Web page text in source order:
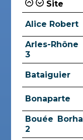
Site
Alice Robert
Arles-Rhône
3
Bataiguier
Bonaparte
Bouée Borha
2